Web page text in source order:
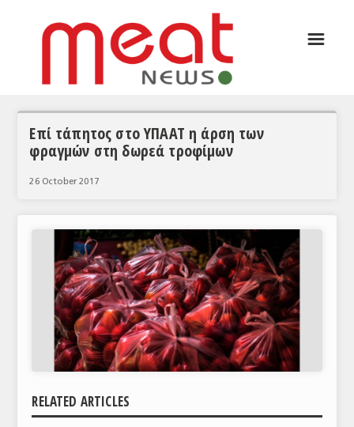
ΣΥΝΕΝΤΕΥΞΕΙΣ
ΘΕΜΑΤΑ
ΕΙΔΗΣΕΙΣ
ΕΥΡΩΠΑΪΚΕΣ ΑΠΟΦΑΣΕΙΣ
ΘΕΜΑΤΑ
ΕΜΠΟΡΙΚΟΣ ΚΑΤΑΛΟΓΟΣ
☰
Επί τάπητος στο ΥΠΑΑΤ η άρση των
φραγμών στη δωρεά τροφίμων
26 October 2017
RELATED ARTICLES